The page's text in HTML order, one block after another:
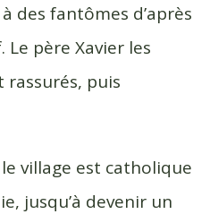
des fantômes d’après
père Xavier les
rassurés, puis
village est catholique
jusqu’à devenir un